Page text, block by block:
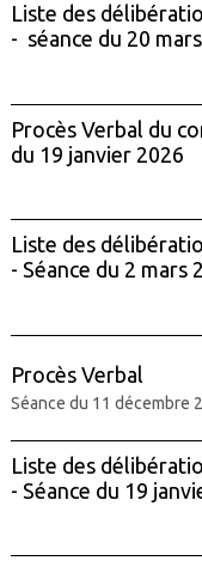
Liste des
- séance du 20
Procès Verbal du
du 19 janvier 2026
Liste des
- Séance du 2 mars
Procès Verbal
Séance du 11 décembre
Liste des
- Séance du 19